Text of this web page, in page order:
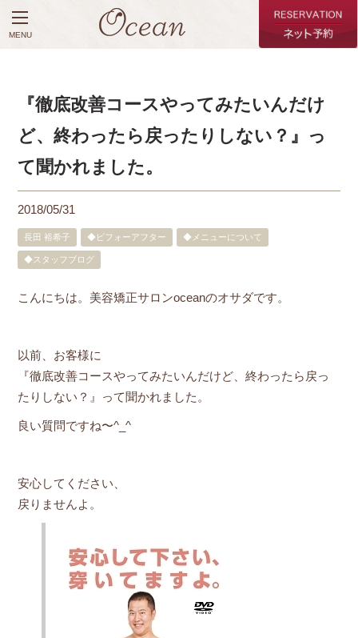
MENU
『徹底改善コースやってみたいんだけ
ど、終わったら戻ったりしない？』っ
て聞かれました。
2018/05/31
長田 裕希子 ◆ビフォーアフター ◆メニューについて
◆スタッフブログ
こんにちは。美容矯正サロンoceanのオサダです。
以前、お客様に
『徹底改善コースやってみたいんだけど、終わったら戻っ
たりしない？』って聞かれました。
良い質問ですね〜^_^
安心してください、
戻りませんよ。